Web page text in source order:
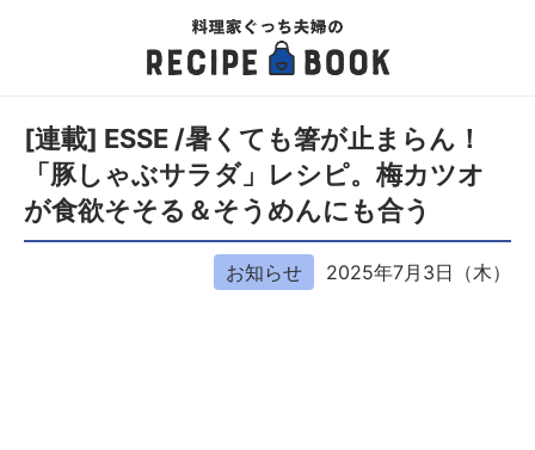
[連載] ESSE /暑くても箸が止まらん！
「豚しゃぶサラダ」レシピ。梅カツオ
が食欲そそる＆そうめんにも合う
お知らせ 2025年7月3日（木）